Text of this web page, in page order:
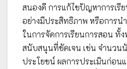
สนองดี การแก้ไขปัญหาการเรี
อย่างมีประสิทธิภาพ หรือการน
ในการจัดการเรียนการสอน ทั้
สนับสนุนที่ชัดเจน เช่น จำนวน
ประโยชน์ ผลการประเมินก่อน